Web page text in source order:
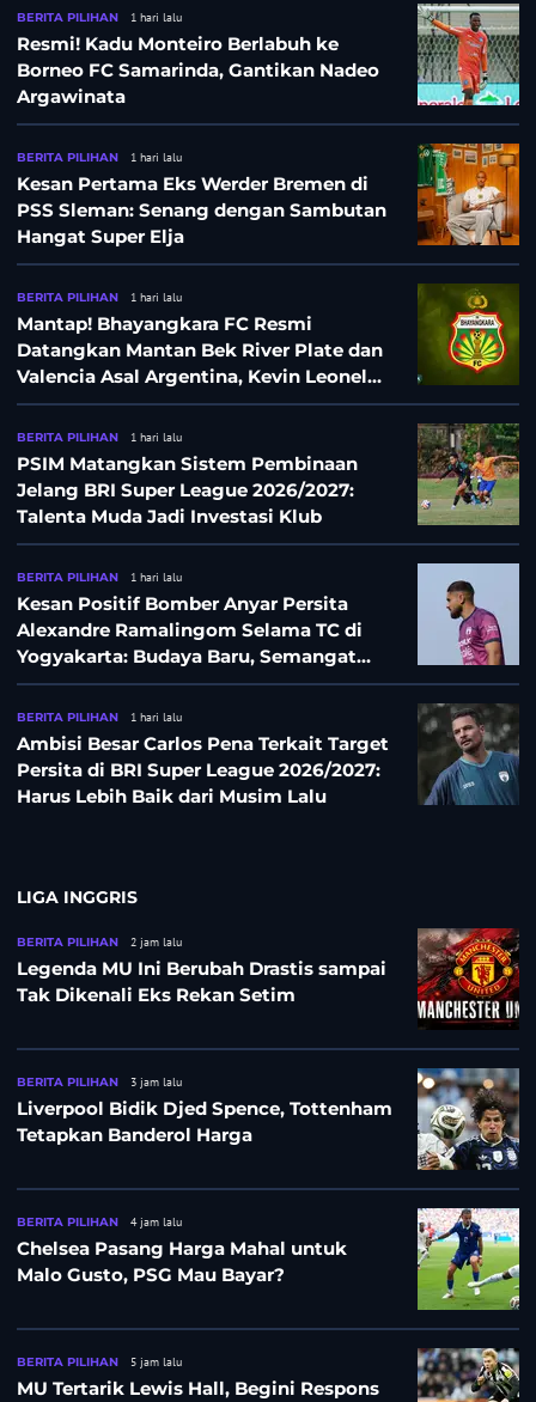
BERITA PILIHAN 1 hari lalu
Resmi! Kadu Monteiro Berlabuh ke
Borneo FC Samarinda, Gantikan Nadeo
Argawinata
BERITA PILIHAN 1 hari lalu
Kesan Pertama Eks Werder Bremen di
PSS Sleman: Senang dengan Sambutan
Hangat Super Elja
BERITA PILIHAN 1 hari lalu
Mantap! Bhayangkara FC Resmi
Datangkan Mantan Bek River Plate dan
Valencia Asal Argentina, Kevin Leonel
Sibille
BERITA PILIHAN 1 hari lalu
PSIM Matangkan Sistem Pembinaan
Jelang BRI Super League 2026/2027:
Talenta Muda Jadi Investasi Klub
BERITA PILIHAN 1 hari lalu
Kesan Positif Bomber Anyar Persita
Alexandre Ramalingom Selama TC di
Yogyakarta: Budaya Baru, Semangat
Baru!
BERITA PILIHAN 1 hari lalu
Ambisi Besar Carlos Pena Terkait Target
Persita di BRI Super League 2026/2027:
Harus Lebih Baik dari Musim Lalu
LIGA INGGRIS
BERITA PILIHAN 2 jam lalu
Legenda MU Ini Berubah Drastis sampai
Tak Dikenali Eks Rekan Setim
BERITA PILIHAN 3 jam lalu
Liverpool Bidik Djed Spence, Tottenham
Tetapkan Banderol Harga
BERITA PILIHAN 4 jam lalu
Chelsea Pasang Harga Mahal untuk
Malo Gusto, PSG Mau Bayar?
BERITA PILIHAN 5 jam lalu
MU Tertarik Lewis Hall, Begini Respons